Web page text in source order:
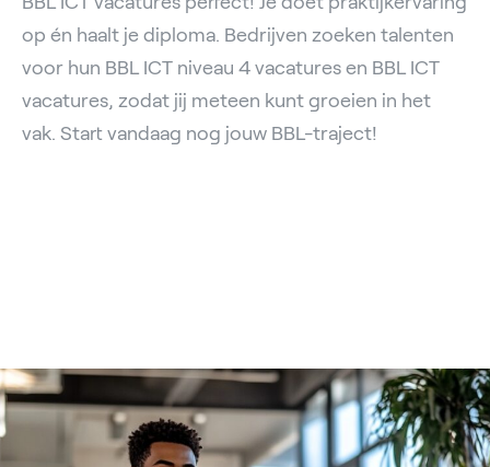
op én haalt je diploma. Bedrijven zoeken talenten
voor hun BBL ICT niveau 4 vacatures en BBL ICT
vacatures, zodat jij meteen kunt groeien in het
vak. Start vandaag nog jouw BBL-traject!